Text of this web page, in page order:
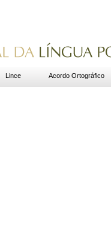
Lince Acordo Ortográfico